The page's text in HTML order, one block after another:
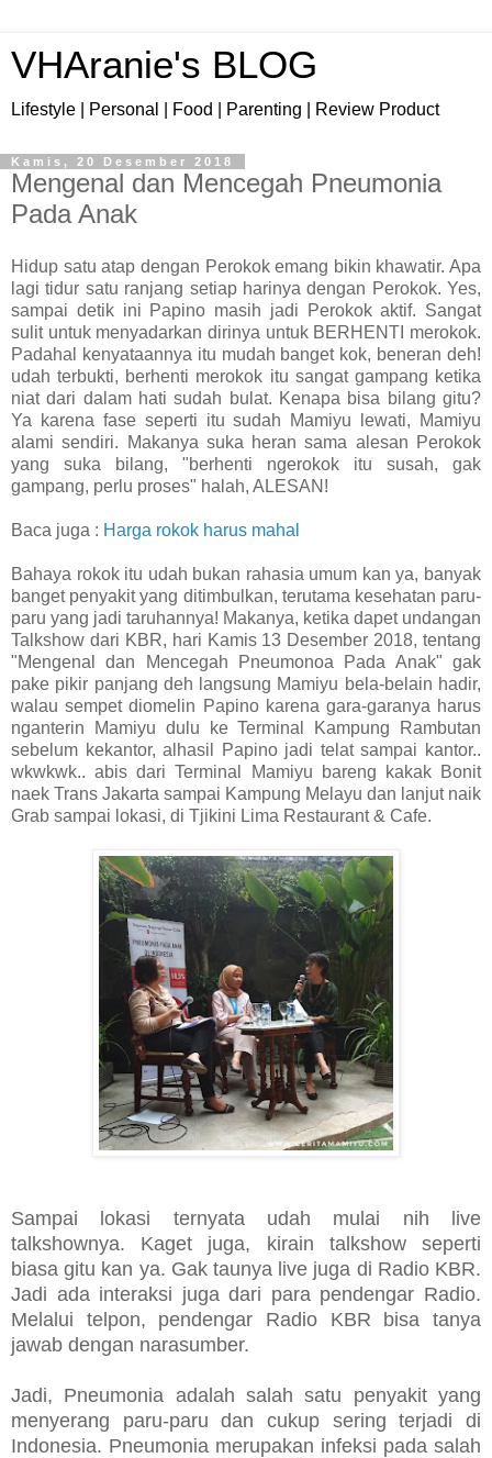
VHAranie's BLOG
Lifestyle | Personal | Food | Parenting | Review Product
Kamis, 20 Desember 2018
Mengenal dan Mencegah Pneumonia
Pada Anak
Hidup satu atap dengan Perokok emang bikin khawatir. Apa
lagi tidur satu ranjang setiap harinya dengan Perokok. Yes,
sampai detik ini Papino masih jadi Perokok aktif. Sangat
sulit untuk menyadarkan dirinya untuk BERHENTI merokok.
Padahal kenyataannya itu mudah banget kok, beneran deh!
udah terbukti, berhenti merokok itu sangat gampang ketika
niat dari dalam hati sudah bulat. Kenapa bisa bilang gitu?
Ya karena fase seperti itu sudah Mamiyu lewati, Mamiyu
alami sendiri. Makanya suka heran sama alesan Perokok
yang suka bilang, "berhenti ngerokok itu susah, gak
gampang, perlu proses" halah, ALESAN!
Baca juga : Harga rokok harus mahal
Bahaya rokok itu udah bukan rahasia umum kan ya, banyak
banget penyakit yang ditimbulkan, terutama kesehatan paru-
paru yang jadi taruhannya! Makanya, ketika dapet undangan
Talkshow dari KBR, hari Kamis 13 Desember 2018, tentang
"Mengenal dan Mencegah Pneumonoa Pada Anak" gak
pake pikir panjang deh langsung Mamiyu bela-belain hadir,
walau sempet diomelin Papino karena gara-garanya harus
nganterin Mamiyu dulu ke Terminal Kampung Rambutan
sebelum kekantor, alhasil Papino jadi telat sampai kantor..
wkwkwk.. abis dari Terminal Mamiyu bareng kakak Bonit
naek Trans Jakarta sampai Kampung Melayu dan lanjut naik
Grab sampai lokasi, di Tjikini Lima Restaurant & Cafe.
Sampai lokasi ternyata udah mulai nih live
talkshownya. Kaget juga, kirain talkshow seperti
biasa gitu kan ya. Gak taunya live juga di Radio KBR.
Jadi ada interaksi juga dari para pendengar Radio.
Melalui telpon, pendengar Radio KBR bisa tanya
jawab dengan narasumber.
Jadi, Pneumonia adalah salah satu penyakit yang
menyerang paru-paru dan cukup sering terjadi di
Indonesia. Pneumonia merupakan infeksi pada salah